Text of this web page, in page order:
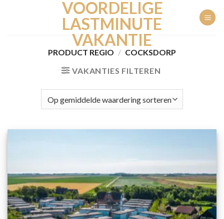
VOORDELIGE
LASTMINUTE
VAKANTIE
PRODUCT REGIO / COCKSDORP
VAKANTIES FILTEREN